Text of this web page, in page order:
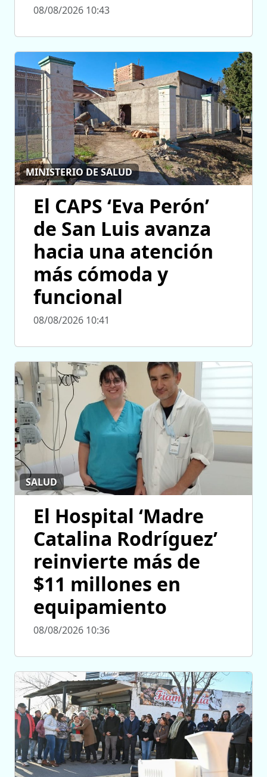
08/08/2026 10:43
MINISTERIO DE SALUD
El CAPS ‘Eva Perón’
de San Luis avanza
hacia una atención
más cómoda y
funcional
08/08/2026 10:41
SALUD
El Hospital ‘Madre
Catalina Rodríguez’
reinvierte más de
$11 millones en
equipamiento
08/08/2026 10:36